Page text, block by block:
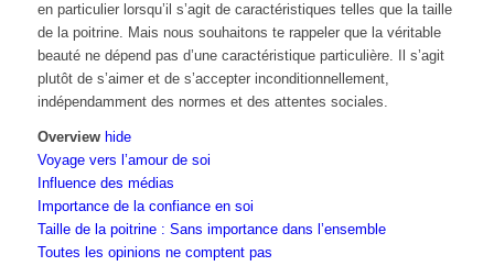
en particulier lorsqu’il s’agit de caractéristiques telles que la taille
de la poitrine. Mais nous souhaitons te rappeler que la véritable
beauté ne dépend pas d’une caractéristique particulière. Il s’agit
plutôt de s’aimer et de s’accepter inconditionnellement,
indépendamment des normes et des attentes sociales.
Overview hide
Voyage vers l’amour de soi
Influence des médias
Importance de la confiance en soi
Taille de la poitrine : Sans importance dans l’ensemble
Toutes les opinions ne comptent pas